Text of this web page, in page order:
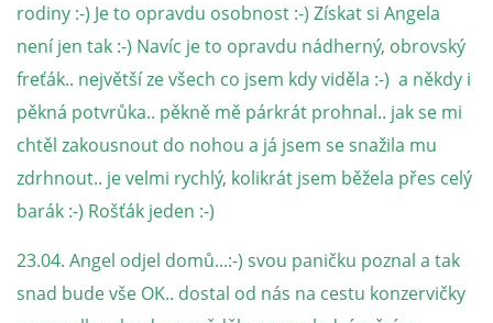
Trnová 15
294 25 Katusice
602 692 130
info@fretkyboleslav.cz
© 2026 eStránky.cz | | WebSlice |Tisk Aktualizováno: 1. 8. 2026
Nahoru ↑
rodiny :-) Je to opravdu osobnost :-) Získat si Angela
není jen tak :-) Navíc je to opravdu nádherný, obrovský
freťák.. největší ze všech co jsem kdy viděla :-) a někdy i
pěkná potvrůka.. pěkně mě párkrát prohnal.. jak se mi
chtěl zakousnout do nohou a já jsem se snažila mu
zdrhnout.. je velmi rychlý, kolikrát jsem běžela přes celý
barák :-) Rošťák jeden :-)
23.04. Angel odjel domů...:-) svou paničku poznal a tak
snad bude vše OK.. dostal od nás na cestu konzervičky